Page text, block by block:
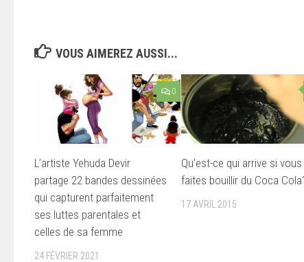
VOUS AIMEREZ AUSSI...
0
L’artiste Yehuda Devir
partage 22 bandes dessinées
qui capturent parfaitement
ses luttes parentales et
celles de sa femme
24 FÉVRIER 2021
Qu’est-ce qui arrive si vous
faites bouillir du Coca
17 AVRIL 2015